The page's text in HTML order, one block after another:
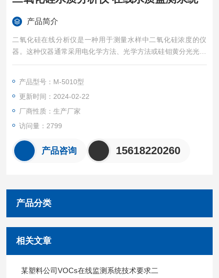
产品简介
二氧化硅在线分析仪是一种用于测量水样中二氧化硅浓度的仪
器。这种仪器通常采用电化学方法、光学方法或硅钼黄分光光度
法等进行测量，具有较高的精度和稳定性。（二氧化硅水质分析
产品型号：M-5010型
更新时间：2024-02-22
厂商性质：生产厂家
访问量：2799
产品咨询 15618220260
产品分类
相关文章
某塑料公司VOCs在线监测系统技术要求二